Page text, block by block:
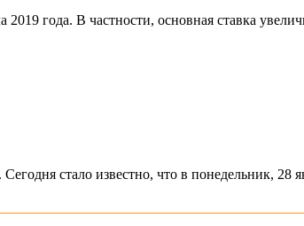
года. В частности, основная ставка
. Сегодня стало известно, что в понедельник,